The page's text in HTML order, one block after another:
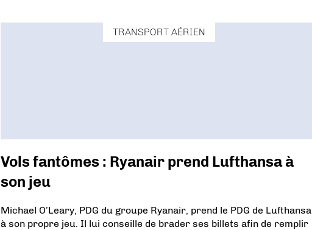
TRANSPORT AÉRIEN
Vols fantômes : Ryanair prend Lufthansa à
son jeu
Michael O’Leary, PDG du groupe Ryanair, prend le PDG de Lufthansa
à son propre jeu. Il lui conseille de brader ses billets afin de remplir